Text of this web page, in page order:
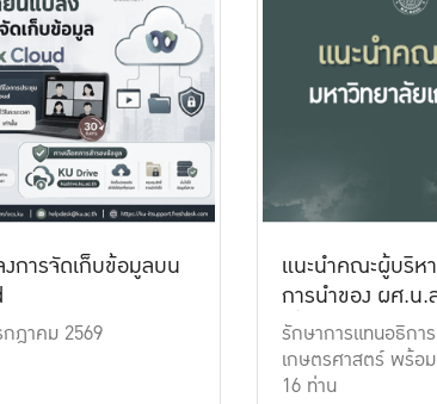
การจัดเก็บข้อมูลบน
ฎาคม 2569
แนะนำคณะผู้บริห
การนำของ ผศ.
เที่ยงธรรม
รักษาการแทนอธิกา
เกษตรศาสตร์ พร้อ
16 ท่าน